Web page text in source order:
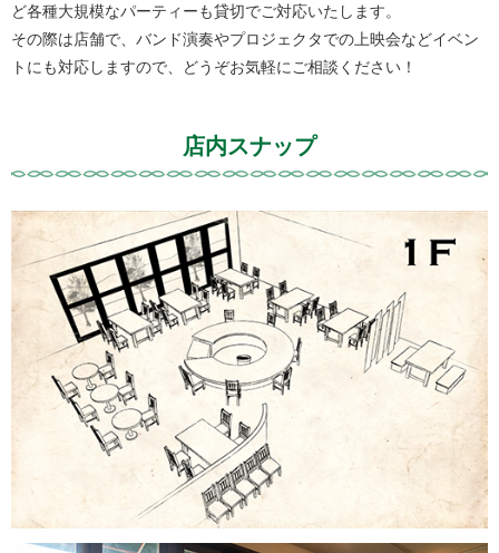
ど各種大規模なパーティーも貸切でご対応いたします。
その際は店舗で、バンド演奏やプロジェクタでの上映会などイベン
トにも対応しますので、どうぞお気軽にご相談ください！
店内スナップ